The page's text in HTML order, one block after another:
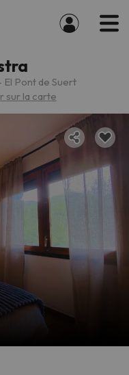
El Pont de Suert
sur la carte